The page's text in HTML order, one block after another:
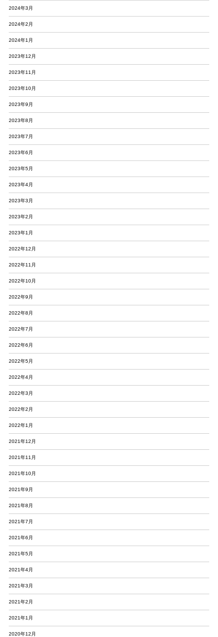
2024年3月
2024年2月
2024年1月
2023年12月
2023年11月
2023年10月
2023年9月
2023年8月
2023年7月
2023年6月
2023年5月
2023年4月
2023年3月
2023年2月
2023年1月
2022年12月
2022年11月
2022年10月
2022年9月
2022年8月
2022年7月
2022年6月
2022年5月
2022年4月
2022年3月
2022年2月
2022年1月
2021年12月
2021年11月
2021年10月
2021年9月
2021年8月
2021年7月
2021年6月
2021年5月
2021年4月
2021年3月
2021年2月
2021年1月
2020年12月